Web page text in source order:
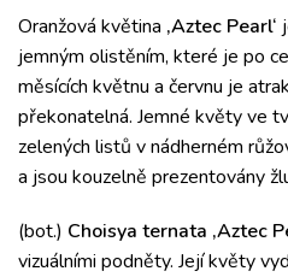
Oranžová květina ‚Aztec Pearl‘
jemným olistěním, které je po
měsících květnu a červnu je
překonatelná. Jemné květy ve
zelených listů v nádherném
a jsou kouzelně prezentovány
(bot.) Choisya ternata ‚Aztec
vizuálními podněty. Její květy